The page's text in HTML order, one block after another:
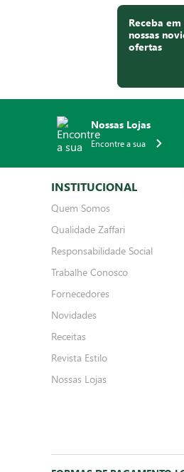
Receba
nossas
ofertas
Nossas Lojas
Encontre a sua
INSTITUCIONAL
Quem Somos
Qualidade Zaffari
Responsabilidade Social
Trabalhe Conosco
Fornecedores
Novidades
Receitas
Revista Estilo
Nossas Lojas